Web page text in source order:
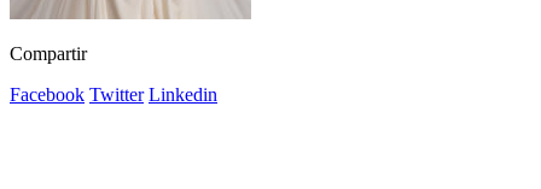
Compartir
Facebook Twitter Linkedin